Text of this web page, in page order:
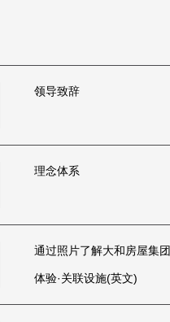
领导致辞
理念体系
通过照片了解大和房屋集团
体验·关联设施(英文)